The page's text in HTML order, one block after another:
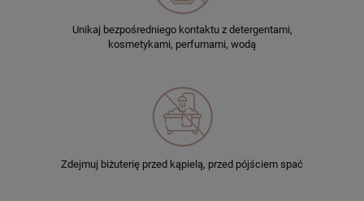
Unikaj bezpośredniego kontaktu z detergentami,
kosmetykami, perfumami, wodą
Zdejmuj biżuterię przed kąpielą, przed pójściem spać